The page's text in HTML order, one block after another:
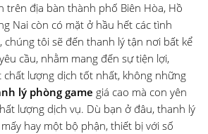
trên địa bàn thành phố Biên Hòa, Hồ
Nai còn có mặt ở hầu hết các tình
tôi sẽ đến thanh lý tận nơi bất kể
cầu, nhằm mang đến sự tiện lợi,
chất lượng dịch tốt nhất, không những
lý phòng game giá cao mà con yên
lượng dịch vụ. Dù bạn ở đâu, thanh lý
hay một bộ phận, thiết bị với số